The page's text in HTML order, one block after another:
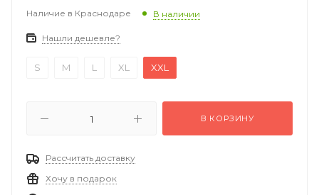
Наличие в Краснодаре В наличии
Нашли дешевле?
S M L XL XXL
В КОРЗИНУ
Рассчитать доставку
Хочу в подарок